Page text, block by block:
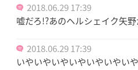
2018.06.29 17:39
嘘だろ!?あのヘルシェイク矢
2018.06.29 17:39
いやいやいやいやいやいやい